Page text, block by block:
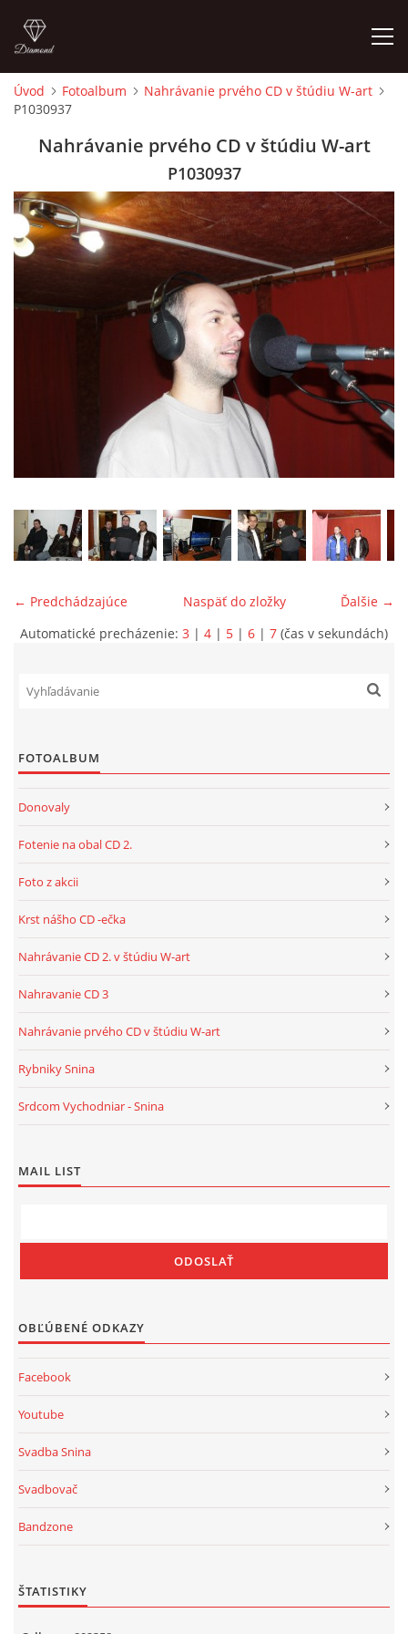
ÚVOD
FOTOALBUM
AUDIO - VIDEO
Úvod Fotoalbum
Nahrávanie prvého CD v štúdiu W-art
P1030937
Nahrávanie prvého CD v štúdiu W-art
P1030937
← Predchádzajúce Ďalšie →
Naspäť do zložky
Automatické precházenie: 3 | 4 | 5 | 6 | 7 (čas v sekundách)
FOTOALBUM
Donovaly
Fotenie na obal CD 2.
Foto z akcii
Krst nášho CD -ečka
Nahrávanie CD 2. v štúdiu W-art
Nahravanie CD 3
Nahrávanie prvého CD v štúdiu W-art
Rybniky Snina
Srdcom Vychodniar - Snina
MAIL LIST
OBĽÚBENÉ ODKAZY
Facebook
Youtube
Svadba Snina
Svadbovač
Bandzone
ŠTATISTIKY